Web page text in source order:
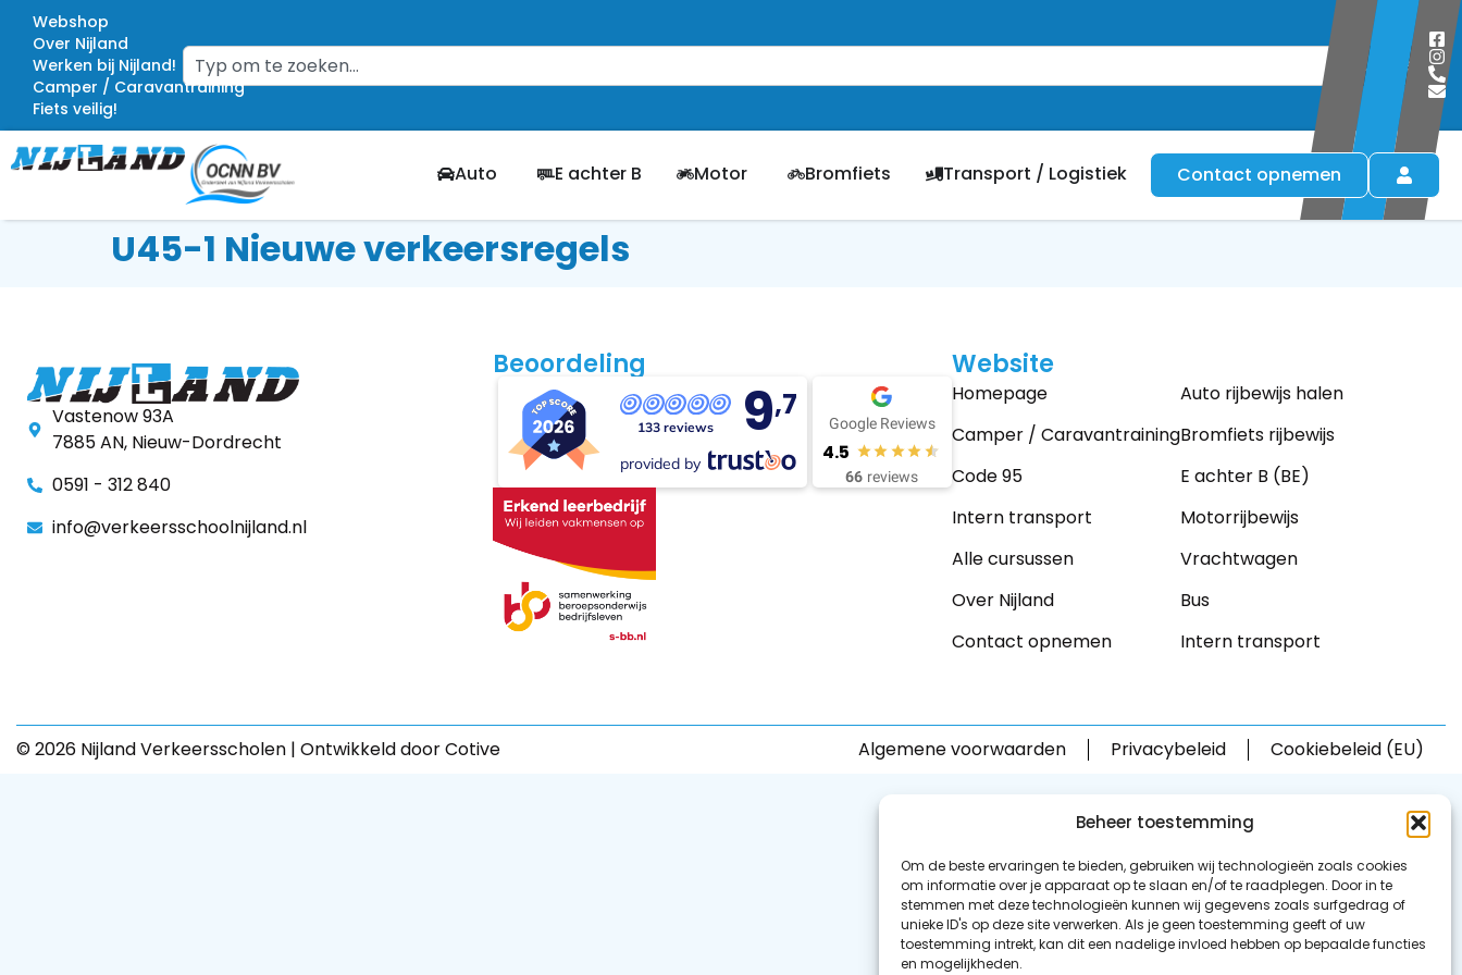
Beheer toestemming
Om de beste ervaringen te bieden, gebruiken wij technologieën zoals cookies
om informatie over je apparaat op te slaan en/of te raadplegen. Door in te
stemmen met deze technologieën kunnen wij gegevens zoals surfgedrag of
unieke ID's op deze site verwerken. Als je geen toestemming geeft of uw
toestemming intrekt, kan dit een nadelige invloed hebben op bepaalde functies
en mogelijkheden.
Webshop
Over Nijland
Werken bij Nijland!
Camper / Caravantraining
Fiets veilig!
Zoeken
Auto E achter B Motor Bromfiets Transport / Logistiek Contact opnemen
U45-1 Nieuwe verkeersregels
Vastenow 93A
7885 AN, Nieuw-Dordrecht
0591 - 312 840
info@verkeersschoolnijland.nl
Beoordeling
133 reviews 9,7
provided by
Google Reviews
4.5
66 reviews
Website
Homepage
Camper / Caravantraining
Code 95
Intern transport
Alle cursussen
Over Nijland
Contact opnemen
Auto rijbewijs halen
Bromfiets rijbewijs
E achter B (BE)
Motorrijbewijs
Vrachtwagen
Bus
Intern transport
© 2026 Nijland Verkeersscholen | Ontwikkeld door Cotive Algemene voorwaarden Privacybeleid Cookiebeleid (EU)